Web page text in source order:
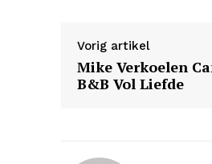
Vorig artikel
Mike Verkoelen
B&B Vol Liefde